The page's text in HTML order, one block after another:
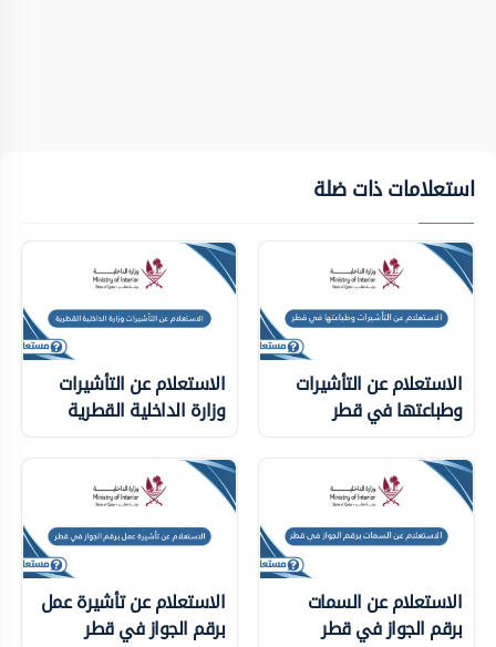
استعلامات ذات ضلة
الاستعلام عن التأشيرات
وطباعتها في قطر
الاستعلام عن التأشيرات
وزارة الداخلية ‏القطرية
الاستعلام عن السمات
برقم الجواز في قطر
الاستعلام عن تأشيرة عمل
برقم الجواز في قطر